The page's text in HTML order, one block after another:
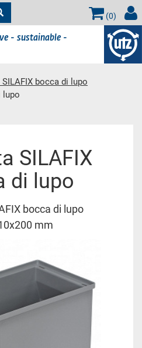
(0)
- sustainable -
bocca di lupo
lupo
SILAFIX
di lupo
bocca di lupo
mm